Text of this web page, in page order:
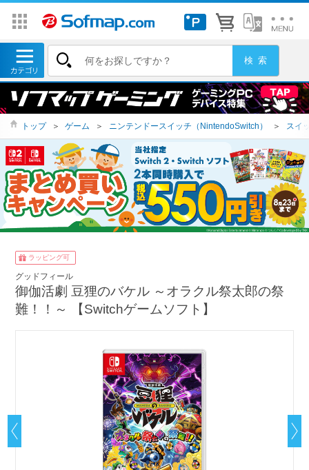
トップ ＞ ゲーム ＞ ニンテンドースイッチ（NintendoSwitch） ＞ スイ
ラッピング可
グッドフィール
御伽活劇 豆狸のバケル ～オラクル祭太郎の祭
難！！～ 【Switchゲームソフト】